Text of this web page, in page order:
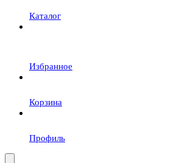
Каталог
Избранное
Корзина
Профиль